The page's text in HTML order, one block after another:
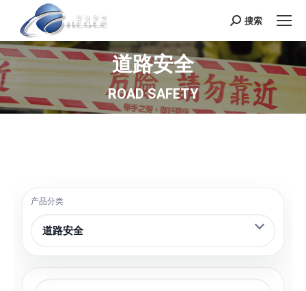
Search:
搜索
道路安全
ROAD SAFETY
产品分类